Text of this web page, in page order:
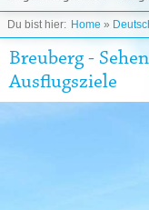
Du bist hier: Home »
Breuberg -
Ausflugsziele